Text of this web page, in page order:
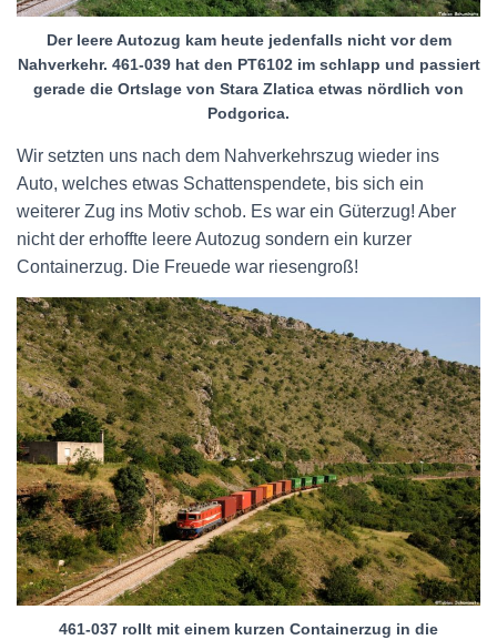
Der leere Autozug kam heute jedenfalls nicht vor dem
Nahverkehr. 461-039 hat den PT6102 im schlapp und passiert
gerade die Ortslage von Stara Zlatica etwas nördlich von
Podgorica.
Wir setzten uns nach dem Nahverkehrszug wieder ins
Auto, welches etwas Schattenspendete, bis sich ein
weiterer Zug ins Motiv schob. Es war ein Güterzug! Aber
nicht der erhoffte leere Autozug sondern ein kurzer
Containerzug. Die Freuede war riesengroß!
461-037 rollt mit einem kurzen Containerzug in die